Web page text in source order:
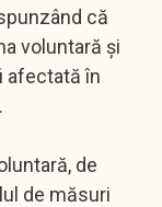
că
voluntară şi
afectată în
de
de măsuri